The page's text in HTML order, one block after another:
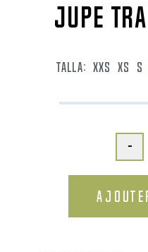
JUPE
TALLA: XXS XS S
-